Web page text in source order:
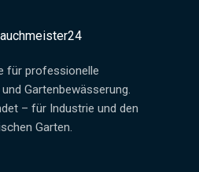
für professionelle
Gartenbewässerung.
– für Industrie und den
Garten.